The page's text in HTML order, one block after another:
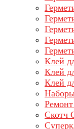
Клей
Клей
Клей
Ремонт
Скотч